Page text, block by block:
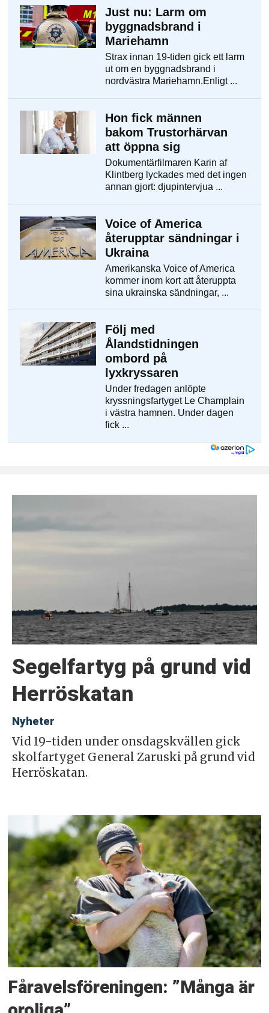
Segelfartyg på grund vid
Herröskatan
Nyheter
Vid 19-tiden under onsdagskvällen gick
skolfartyget General Zaruski på grund vid
Herröskatan.
Fåravelsföreningen: ”Många är